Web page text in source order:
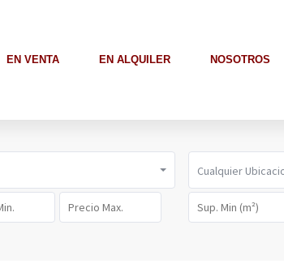
EN VENTA EN ALQUILER NOSOTROS
Cualquier